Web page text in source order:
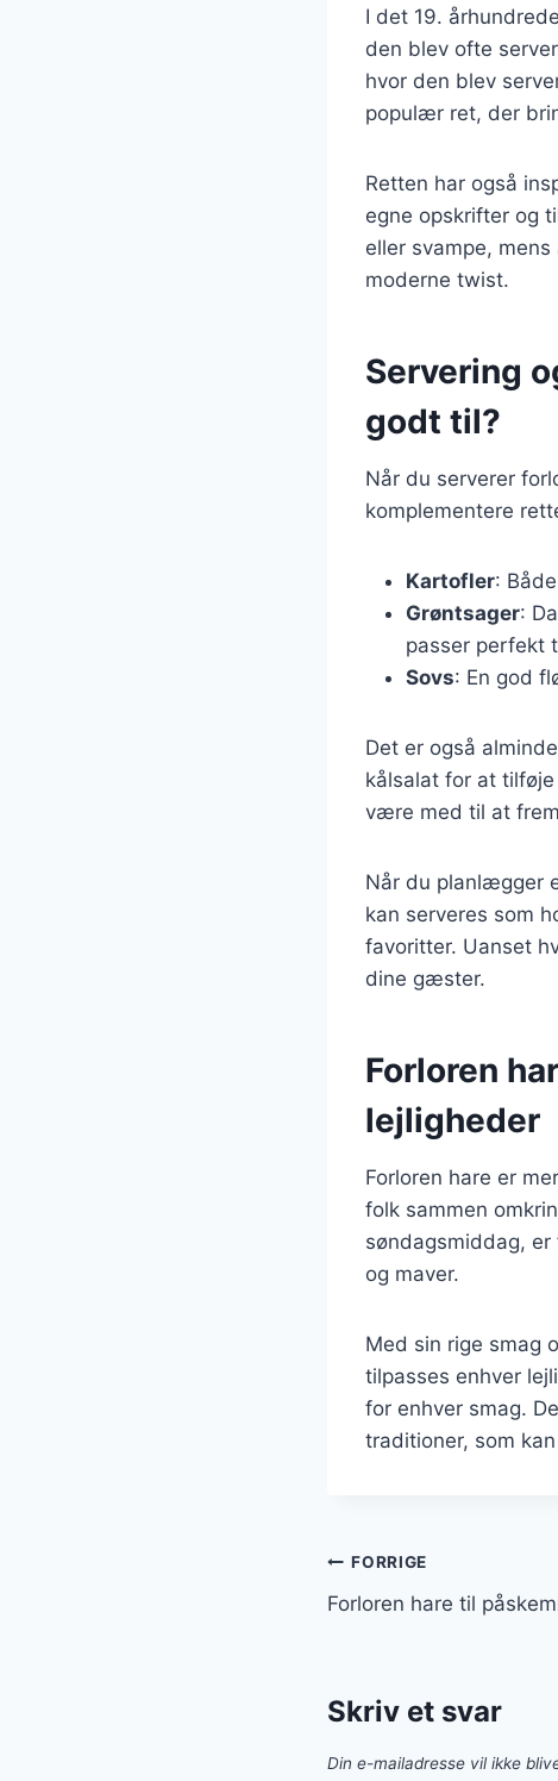
I det 19.
den blev ofte
hvor den blev
populær ret, der
Retten har også
egne opskrifter og
eller svampe,
moderne twist.
Servering
godt til?
Når du serverer
komplementere
Kartofler:
Grøntsager:
passer perfekt
Sovs: En god
Det er også
kålsalat for at
være med til at
Når du planlægger
kan serveres som
favoritter. Uanset
dine gæster.
Forloren
lejligheder
Forloren hare er
folk sammen
søndagsmiddag,
og maver.
Med sin rige smag
tilpasses enhver
for enhver smag.
traditioner, som
FORRIGE
Forloren hare til
Skriv et svar
Din e-mailadresse vil ikke